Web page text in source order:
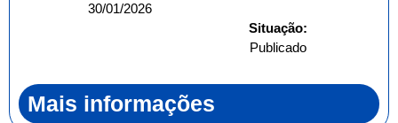
30/01/2026
Situação:
Publicado
Mais informações